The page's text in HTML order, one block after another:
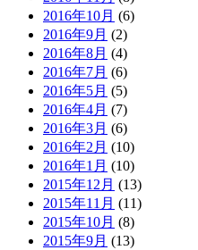
2016年10月 (6)
2016年9月 (2)
2016年8月 (4)
2016年7月 (6)
2016年5月 (5)
2016年4月 (7)
2016年3月 (6)
2016年2月 (10)
2016年1月 (10)
2015年12月 (13)
2015年11月 (11)
2015年10月 (8)
2015年9月 (13)